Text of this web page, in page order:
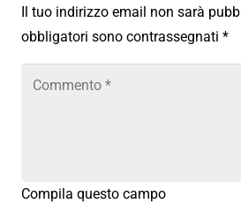
Il tuo indirizzo email non sarà
obbligatori sono contrassegnati *
Compila questo campo